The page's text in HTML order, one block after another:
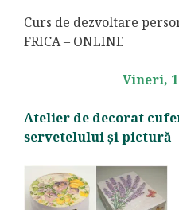
Curs de dezvoltare
FRICA – ONLINE
Vineri,
Atelier de decorat
servetelului și pictură